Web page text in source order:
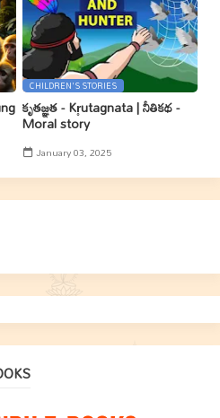
CHILDREN'S STORIES
కృతజ్ఞత - Kr̥utagnata | నీతికథ -
Moral story
January 03, 2025